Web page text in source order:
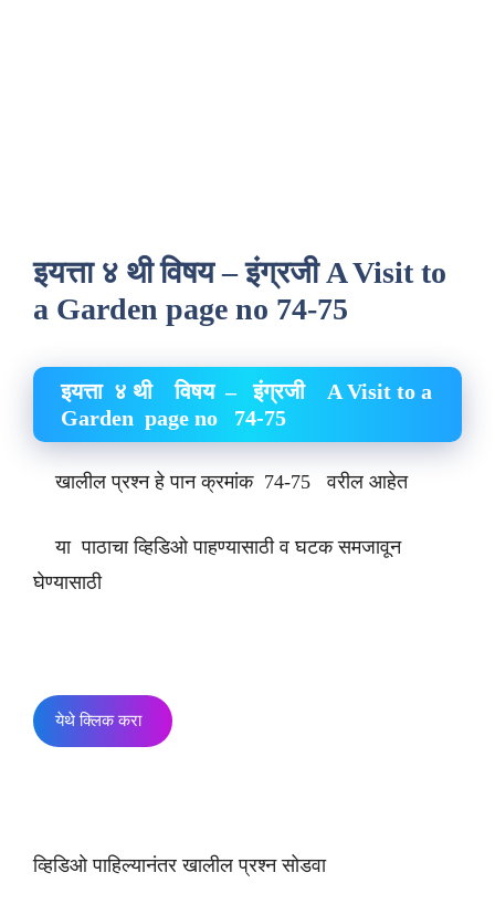
इयत्ता ४ थी विषय – इंग्रजी A Visit to
a Garden page no 74-75
इयत्ता ४ थी विषय – इंग्रजी A Visit to a
Garden page no 74-75
खालील प्रश्न हे पान क्रमांक 74-75 वरील आहेत
या पाठाचा व्हिडिओ पाहण्यासाठी व घटक समजावून
घेण्यासाठी
येथे क्लिक करा
व्हिडिओ पाहिल्यानंतर खालील प्रश्न सोडवा